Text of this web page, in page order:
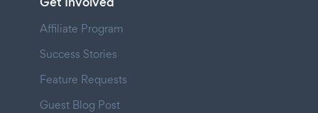
Affiliate Program
Success Stories
Feature Requests
Guest Blog Post